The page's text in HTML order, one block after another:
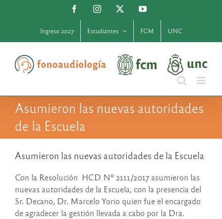
FacebookInstagram YouTube
Ingreso 2027 Estudiantes FCM UNC
Asumieron las nuevas autoridades
de la Escuela
Asumieron las nuevas autoridades de la Escuela
Con la Resolución HCD Nº 2111/2017 asumieron las
nuevas autoridades de la Escuela, con la presencia del
Sr. Decano, Dr. Marcelo Yorio quien fue el encargado
de agradecer la gestión llevada a cabo por la Dra.